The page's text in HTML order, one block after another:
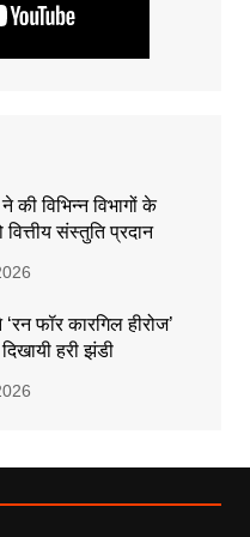
की विभिन्न विभागों के
वित्तीय संस्तुति प्रदान
फॉर कारगिल हीरोज’
हरी झंडी